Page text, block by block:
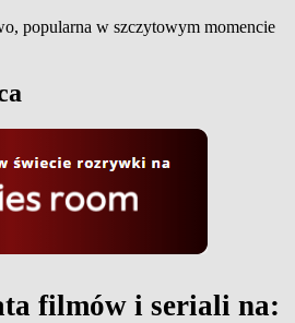
popularna w szczytowym momencie
filmów i seriali na: